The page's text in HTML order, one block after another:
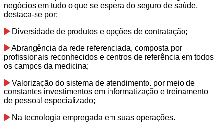
negócios em tudo o que se espera do seguro de saúde,
destaca-se por:
Diversidade de produtos e opções de contratação;
Abrangência da rede referenciada, composta por
profissionais reconhecidos e centros de referência em todos
os campos da medicina;
Valorização do sistema de atendimento, por meio de
constantes investimentos em informatização e treinamento
de pessoal especializado;
Na tecnologia empregada em suas operações.